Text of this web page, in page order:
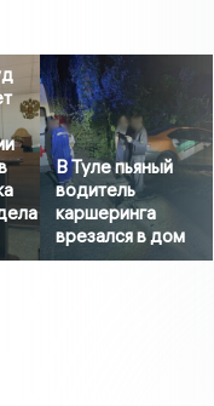
В Туле пьяный
водитель
каршеринга
врезался в дом